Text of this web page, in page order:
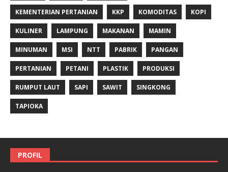
KEMENTERIAN PERTANIAN KKP KOMODITAS KOPI
KULINER LAMPUNG MAKANAN MAMIN
MINUMAN MSI NTT PABRIK PANGAN
PERTANIAN PETANI PLASTIK PRODUKSI
RUMPUT LAUT SAPI SAWIT SINGKONG
TAPIOKA
PROFIL